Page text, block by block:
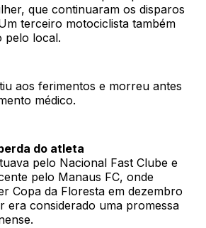
que continuaram os disparos
terceiro motociclista também
pelo local.
aos ferimentos e morreu antes
médico.
do atleta
pelo Nacional Fast Clube e
pelo Manaus FC, onde
Copa da Floresta em dezembro
era considerado uma promessa